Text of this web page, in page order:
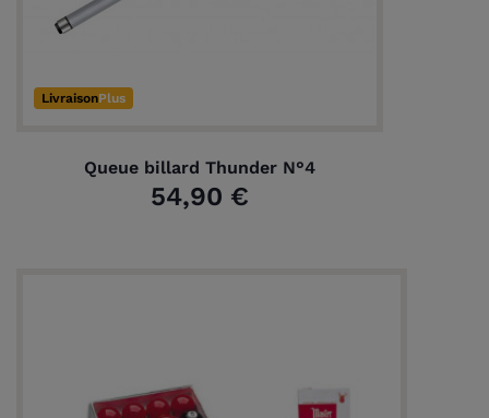
LivraisonPlus
Queue billard Thunder N°4
54,90 €